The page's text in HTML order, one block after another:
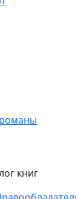
книг